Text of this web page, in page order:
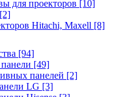
для проекторов [10]
[2]
Hitachi, Maxell [8]
[94]
[49]
панелей [2]
LG [3]